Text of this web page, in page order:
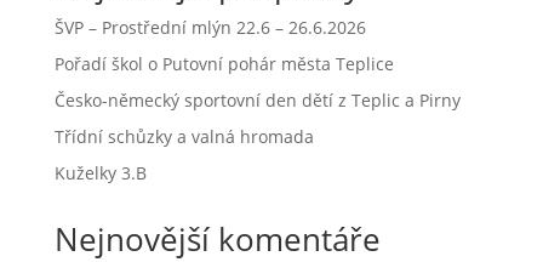
ŠVP – Prostřední mlýn 22.6 – 26.6.2026
Pořadí škol o Putovní pohár města Teplice
Česko-německý sportovní den dětí z Teplic a Pirny
Třídní schůzky a valná hromada
Kuželky 3.B
Nejnovější komentáře